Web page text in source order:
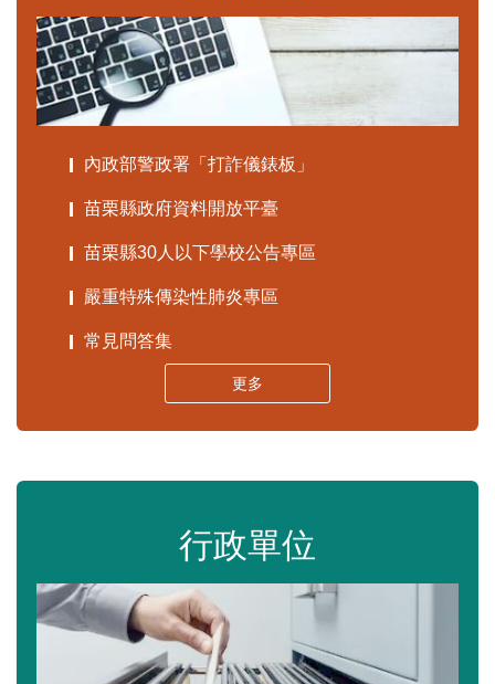
內政部警政署「打詐儀錶板」
苗栗縣政府資料開放平臺
苗栗縣30人以下學校公告專區
嚴重特殊傳染性肺炎專區
常見問答集
更多
行政單位